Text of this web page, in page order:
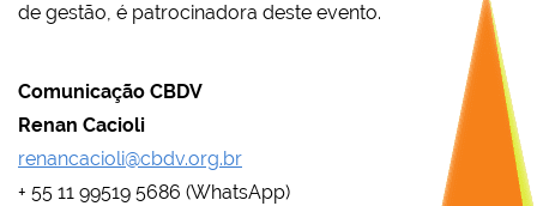
de gestão, é patrocinadora deste evento.
Comunicação CBDV
Renan Cacioli
renancacioli@cbdv.org.br
+ 55 11 99519 5686 (WhatsApp)